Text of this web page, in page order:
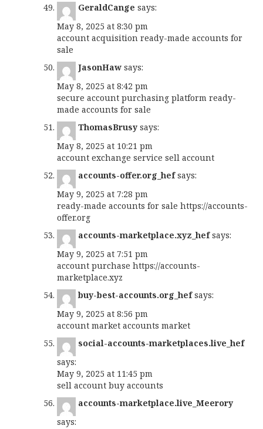
GeraldCange says:
May 8, 2025 at 8:30 pm
account acquisition ready-made accounts for
sale
JasonHaw says:
May 8, 2025 at 8:42 pm
secure account purchasing platform ready-
made accounts for sale
ThomasBrusy says:
May 8, 2025 at 10:21 pm
account exchange service sell account
accounts-offer.org_hef says:
May 9, 2025 at 7:28 pm
ready-made accounts for sale https://accounts-
offer.org
accounts-marketplace.xyz_hef says:
May 9, 2025 at 7:51 pm
account purchase https://accounts-
marketplace.xyz
buy-best-accounts.org_hef says:
May 9, 2025 at 8:56 pm
account market accounts market
social-accounts-marketplaces.live_hef
says:
May 9, 2025 at 11:45 pm
sell account buy accounts
accounts-marketplace.live_Meerory
says: